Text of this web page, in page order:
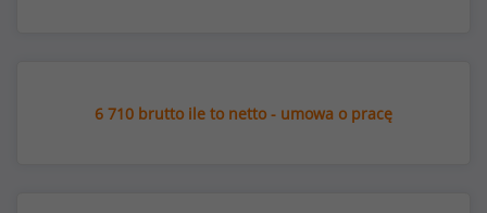
6 710 brutto ile to netto - umowa o pracę